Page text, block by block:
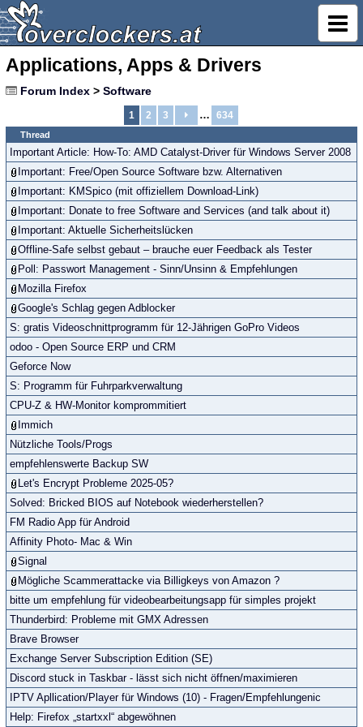
Applications, Apps & Drivers
Forum Index > Software
1 2 3 … 634
Thread
Important Article: How-To: AMD Catalyst-Driver für Windows Server 2008
Important: Free/Open Source Software bzw. Alternativen
Important: KMSpico (mit offiziellem Download-Link)
Important: Donate to free Software and Services (and talk about it)
Important: Aktuelle Sicherheitslücken
Offline-Safe selbst gebaut – brauche euer Feedback als Tester
Poll: Passwort Management - Sinn/Unsinn & Empfehlungen
Mozilla Firefox
Google's Schlag gegen Adblocker
S: gratis Videoschnittprogramm für 12-Jährigen GoPro Videos
odoo - Open Source ERP und CRM
Geforce Now
S: Programm für Fuhrparkverwaltung
CPU-Z & HW-Monitor komprommitiert
Immich
Nützliche Tools/Progs
empfehlenswerte Backup SW
Let's Encrypt Probleme 2025-05?
Solved: Bricked BIOS auf Notebook wiederherstellen?
FM Radio App für Android
Affinity Photo- Mac & Win
Signal
Mögliche Scammerattacke via Billigkeys von Amazon ?
bitte um empfehlung für videobearbeitungsapp für simples projekt
Thunderbird: Probleme mit GMX Adressen
Brave Browser
Exchange Server Subscription Edition (SE)
Discord stuck in Taskbar - lässt sich nicht öffnen/maximieren
IPTV Apllication/Player für Windows (10) - Fragen/Empfehlungenic
Help: Firefox „startxxl“ abgewöhnen